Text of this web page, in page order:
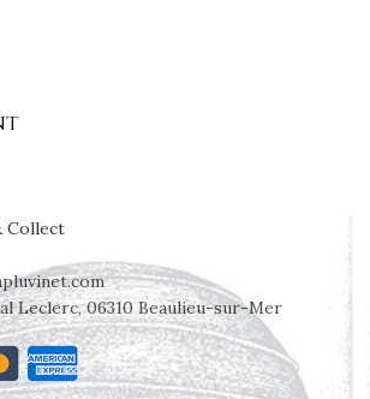
Collect
Leclerc, 06310 Beaulieu-sur-Mer